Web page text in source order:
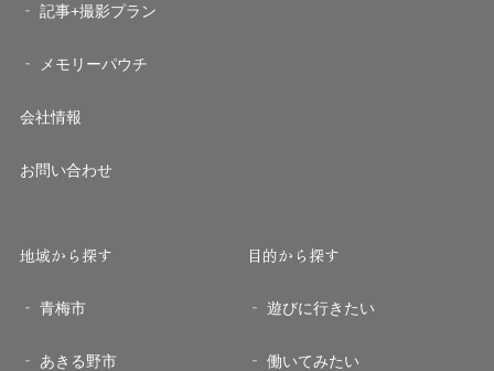
記事+撮影プラン
メモリーパウチ
会社情報
お問い合わせ
地域から探す
青梅市
あきる野市
目的から探す
遊びに行きたい
働いてみたい